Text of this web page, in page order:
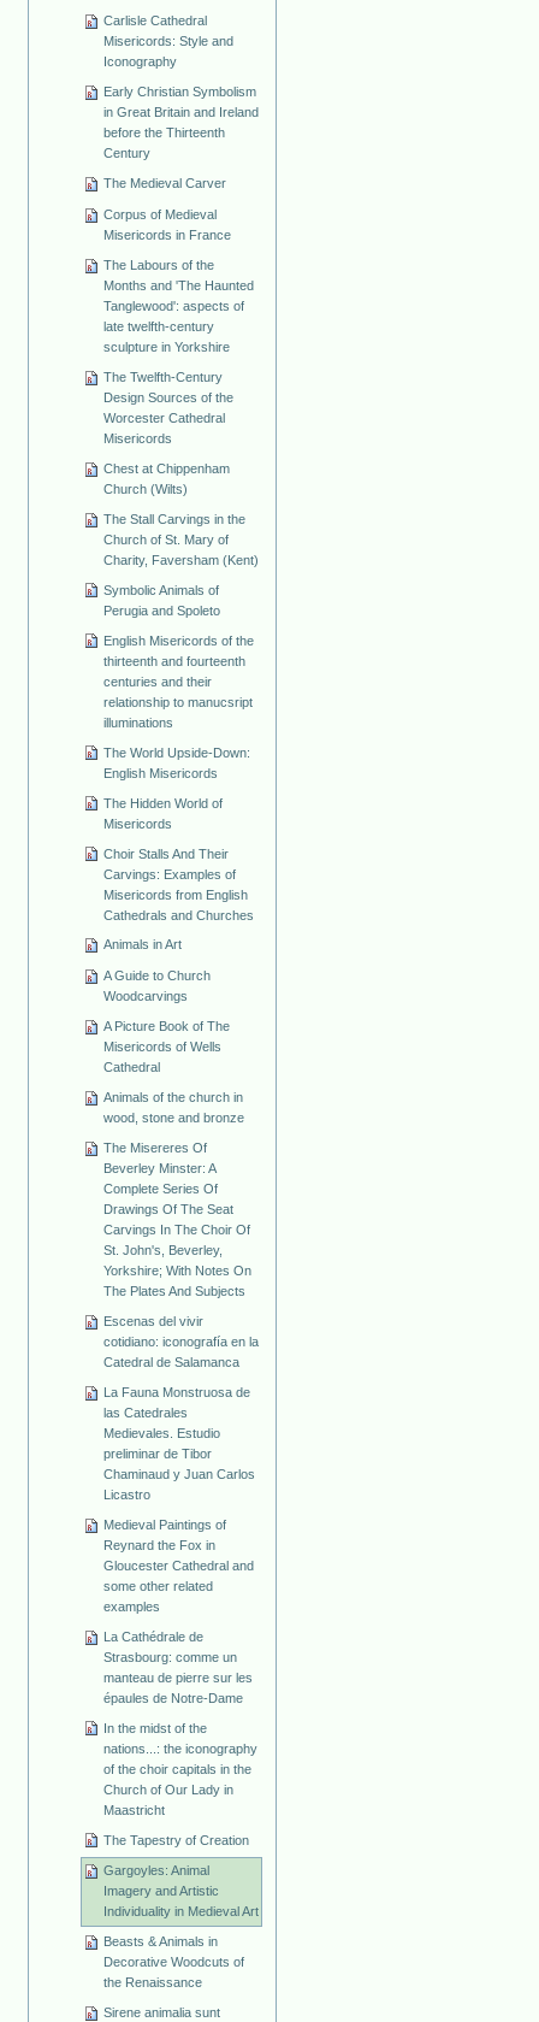
Carlisle Cathedral
Misericords: Style and
Iconography
Early Christian Symbolism
in Great Britain and Ireland
before the Thirteenth
Century
The Medieval Carver
Corpus of Medieval
Misericords in France
The Labours of the
Months and 'The Haunted
Tanglewood': aspects of
late twelfth-century
sculpture in Yorkshire
The Twelfth-Century
Design Sources of the
Worcester Cathedral
Misericords
Chest at Chippenham
Church (Wilts)
The Stall Carvings in the
Church of St. Mary of
Charity, Faversham (Kent)
Symbolic Animals of
Perugia and Spoleto
English Misericords of the
thirteenth and fourteenth
centuries and their
relationship to manucsript
illuminations
The World Upside-Down:
English Misericords
The Hidden World of
Misericords
Choir Stalls And Their
Carvings: Examples of
Misericords from English
Cathedrals and Churches
Animals in Art
A Guide to Church
Woodcarvings
A Picture Book of The
Misericords of Wells
Cathedral
Animals of the church in
wood, stone and bronze
The Misereres Of
Beverley Minster: A
Complete Series Of
Drawings Of The Seat
Carvings In The Choir Of
St. John's, Beverley,
Yorkshire; With Notes On
The Plates And Subjects
Escenas del vivir
cotidiano: iconografía en la
Catedral de Salamanca
La Fauna Monstruosa de
las Catedrales
Medievales. Estudio
preliminar de Tibor
Chaminaud y Juan Carlos
Licastro
Medieval Paintings of
Reynard the Fox in
Gloucester Cathedral and
some other related
examples
La Cathédrale de
Strasbourg: comme un
manteau de pierre sur les
épaules de Notre-Dame
In the midst of the
nations...: the iconography
of the choir capitals in the
Church of Our Lady in
Maastricht
The Tapestry of Creation
Gargoyles: Animal
Imagery and Artistic
Individuality in Medieval Art
Beasts & Animals in
Decorative Woodcuts of
the Renaissance
Sirene animalia sunt